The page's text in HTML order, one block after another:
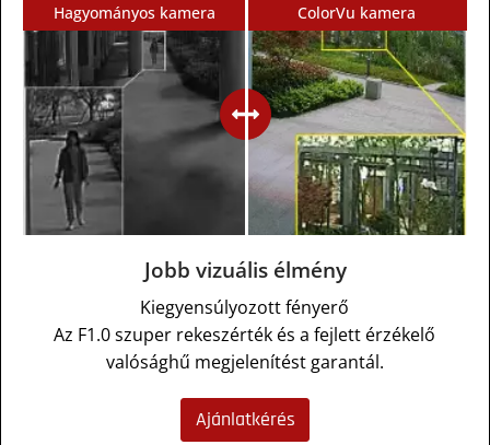
Jobb vizuális élmény
Kiegyensúlyozott fényerő
Az F1.0 szuper rekeszérték és a fejlett érzékelő
valósághű megjelenítést garantál.
Ajánlatkérés
Hagyományos kamera ColorVu kamera